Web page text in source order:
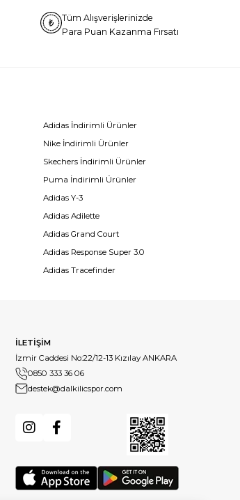
Tüm Alışverişlerinizde
Para Puan Kazanma Fırsatı
Adidas İndirimli Ürünler
Nike İndirimli Ürünler
Skechers İndirimli Ürünler
Puma İndirimli Ürünler
Adidas Y-3
Adidas Adilette
Adidas Grand Court
Adidas Response Super 3.0
Adidas Tracefinder
İLETİŞİM
İzmir Caddesi No:22/12-13 Kızılay ANKARA
0850 333 36 06
destek@dalkilicspor.com